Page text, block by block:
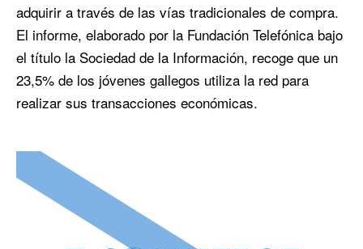
adquirir a través de las vías tradicionales de compra.
El informe, elaborado por la Fundación Telefónica bajo
el título la Sociedad de la Información, recoge que un
23,5% de los jóvenes gallegos utiliza la red para
realizar sus transacciones económicas.